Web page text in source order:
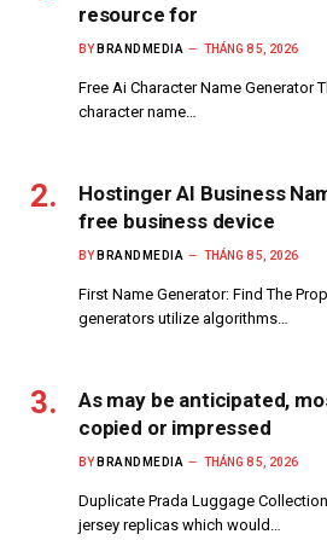
resource for
BY BRANDMEDIA THÁNG 8 5, 2026
Free Ai Character Name Generator
character name…
Hostinger AI Business
free business device
BY BRANDMEDIA THÁNG 8 5, 2026
First Name Generator: Find The
generators utilize algorithms…
As may be anticipated,
copied or impressed
BY BRANDMEDIA THÁNG 8 5, 2026
Duplicate Prada Luggage
jersey replicas which would…